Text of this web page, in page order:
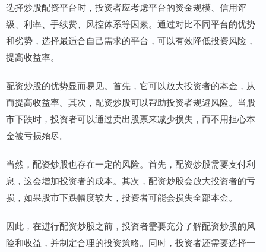
选择炒股配资平台时，投资者应考虑平台的资金规模、信用评
级、利率、手续费、风控体系等因素。通过对比不同平台的优势
和劣势，选择最适合自己需求的平台，可以有效降低投资风险，
提高收益率。
配资炒股的优势显而易见。首先，它可以放大投资者的本金，从
而提高收益率。其次，配资炒股可以帮助投资者规避风险。当股
市下跌时，投资者可以通过卖出股票来减少损失，而不用担心本
金被亏损殆尽。
当然，配资炒股也存在一定的风险。首先，配资炒股需要支付利
息，这会增加投资者的成本。其次，配资炒股会放大投资者的亏
损，如果股市下跌幅度较大，投资者可能会损失全部本金。
因此，在进行配资炒股之前，投资者需要充分了解配资炒股的风
险和收益，并制定合理的投资策略。同时，投资者还需要选择一